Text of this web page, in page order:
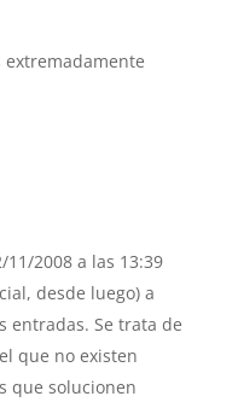
extremadamente
11/2008 a las 13:39
desde luego) a
entradas. Se trata de
que no existen
que solucionen